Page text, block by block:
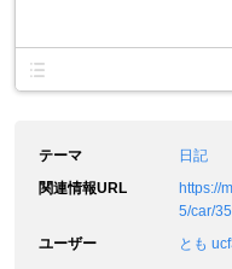
テーマ
日記
関連情報URL
https://
5/car/
ユーザー
とも